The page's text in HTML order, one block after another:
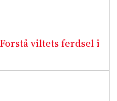
viltets ferdsel i